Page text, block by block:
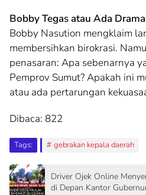
Bobby Tegas atau Ada
Bobby Nasution mengklaim
membersihkan birokrasi.
penasaran: Apa sebenarnya
Pemprov Sumut? Apakah ini
atau ada pertarungan
Dibaca: 822
Tags: gebrakan kepala daerah
Driver Ojek Online
di Depan Kantor